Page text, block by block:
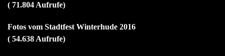
( 71.804 Aufrufe)
Fotos vom Stadtfest Winterhude 2016
( 54.638 Aufrufe)